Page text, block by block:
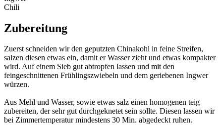
Chili
Zubereitung
Zuerst schneiden wir den geputzten Chinakohl in feine Streifen,
salzen diesen etwas ein, damit er Wasser zieht und etwas kompakter
wird. Auf einem Sieb gut abtropfen lassen und mit den
feingeschnittenen Frühlingszwiebeln und dem geriebenen Ingwer
würzen.
Aus Mehl und Wasser, sowie etwas salz einen homogenen teig
zubereiten, der sehr gut durchgeknetet sein sollte. Diesen lassen wir
bei Zimmertemperatur mindestens 30 Min. abgedeckt ruhen.